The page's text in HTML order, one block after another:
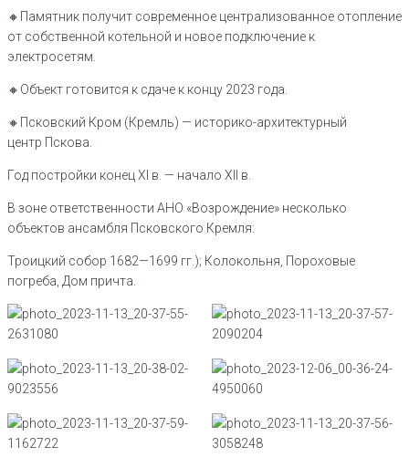
🔸️Памятник получит современное централизованное отопление
от собственной котельной и новое подключение к
электросетям.
🔸️Объект готовится к сдаче к концу 2023 года.
🔸️Псковский Кром (Кремль) — историко-архитектурный
центр Пскова.
Год постройки конец XI в. — начало XII в.
В зоне ответственности АНО «Возрождение» несколько
объектов ансамбля Псковского Кремля:
Троицкий собор 1682—1699 гг.); Колокольня, Пороховые
погреба, Дом причта.